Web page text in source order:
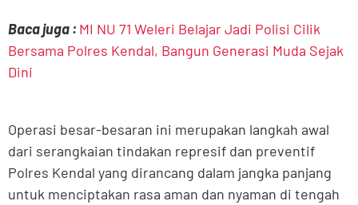
Baca juga : MI NU 71 Weleri Belajar Jadi Polisi Cilik
Bersama Polres Kendal, Bangun Generasi Muda Sejak
Dini
Operasi besar-besaran ini merupakan langkah awal
dari serangkaian tindakan represif dan preventif
Polres Kendal yang dirancang dalam jangka panjang
untuk menciptakan rasa aman dan nyaman di tengah